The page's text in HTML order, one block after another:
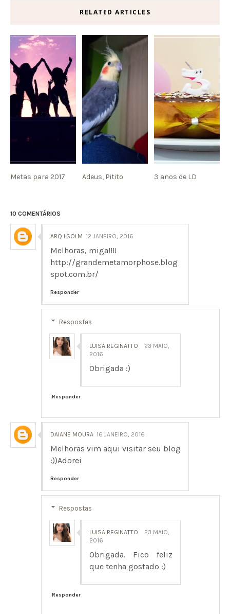
RELATED ARTICLES
Metas para 2017 Adeus, Pitito 3 anos de LD
10 COMENTÁRIOS
ARQ LSOLM 12 JANEIRO, 2016
Melhoras, miga!!!!
http://grandemetamorphose.blog
spot.com.br/
Responder
Respostas
LUISA REGINATTO
23 MAIO,
2016
Obrigada :)
Responder
DAIANE MOURA 16 JANEIRO, 2016
Melhoras vim aqui visitar seu blog
:))Adorei
Responder
Respostas
LUISA REGINATTO
23 MAIO,
2016
Obrigada. Fico feliz
que tenha gostado :)
Responder